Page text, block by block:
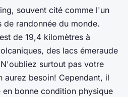
souvent cité comme l'un
de randonnée du monde.
de 19,4 kilomètres à
des lacs émeraude
surtout pas votre
aurez besoin! Cependant, il
bonne condition physique